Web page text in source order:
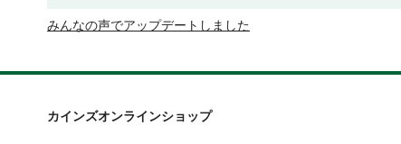
みんなの声でアップデートしました
カインズオンラインショップ